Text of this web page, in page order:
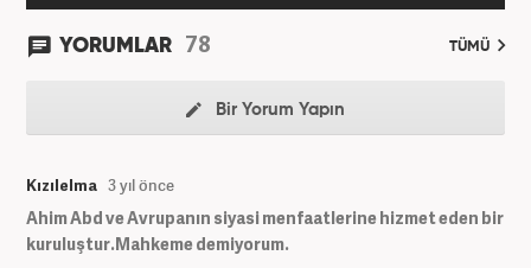
YORUMLAR 78 TÜMÜ
Bir Yorum Yapın
Kızılelma 3 yıl önce
Ahim Abd ve Avrupanın siyasi menfaatlerine hizmet eden bir
kuruluştur.Mahkeme demiyorum.